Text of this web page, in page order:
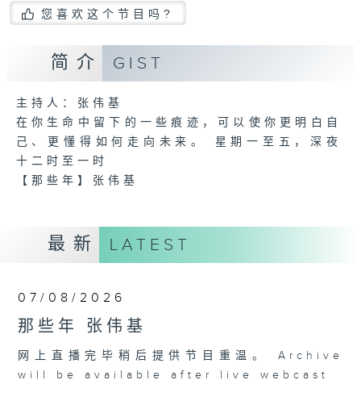
您喜欢这个节目吗?
简介 GIST
主持人：张伟基
在你生命中留下的一些痕迹，可以使你更明白自
己、更懂得如何走向未来。 星期一至五，深夜
十二时至一时
【那些年】张伟基
最新 LATEST
07/08/2026
那些年 张伟基
网上直播完毕稍后提供节目重温。 Archive
will be available after live webcast